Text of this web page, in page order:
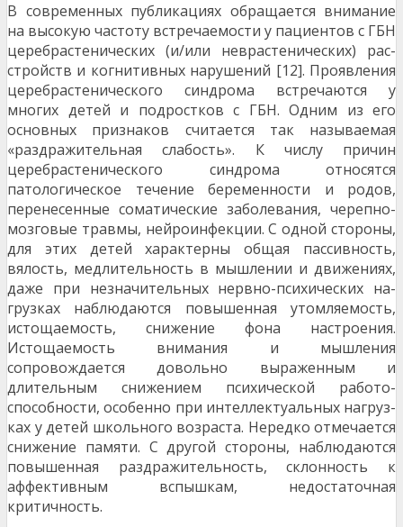
В современных публикациях обращается внимание
на высокую частоту встречаемости у пациентов с ГБН
церебрастенических (и/или неврастенических) рас­
стройств и когнитивных нарушений [12]. Проявления
церебрастенического синдрома встречаются у
многих детей и подростков с ГБН. Одним из его
основных при­знаков считается так называемая
«раздражительная слабость». К числу причин
церебрастенического син­дрома относятся
патологическое течение беременно­сти и родов,
перенесенные соматические заболевания, черепно-
мозговые травмы, нейроинфекции. С одной стороны,
для этих детей характерны общая пассив­ность,
вялость, медлительность в мышлении и движе­ниях,
даже при незначительных нервно-психических на­
грузках наблюдаются повышенная утомляемость,
истощаемость, снижение фона настроения.
Истощаемость внимания и мышления
сопровождается довольно выра­женным и
длительным снижением психической работо­
способности, особенно при интеллектуальных нагруз­
ках у детей школьного возраста. Нередко отмечается
снижение памяти. С другой стороны, наблюдаются
по­вышенная раздражительность, склонность к
аффектив­ным вспышкам, недостаточная
критичность.